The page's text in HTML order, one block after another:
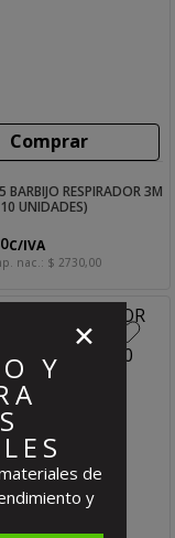
Comprar
RESPIRADOR 3M
UNIDADES)
C/IVA
nac.: $ 2730,00
✕
Y
de
y